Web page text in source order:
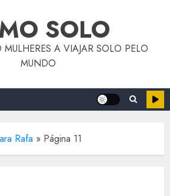
SOLO
A VIAJAR SOLO PELO
MUNDO
Rafa » Página 11